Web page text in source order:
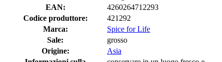
EAN:
4260264712293
Codice produttore:
421292
Marca:
Spice for Life
Sale:
grosso
Origine:
Asia